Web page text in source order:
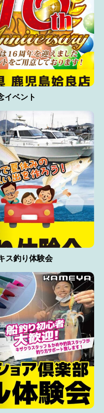
イベント
ス釣り体験会